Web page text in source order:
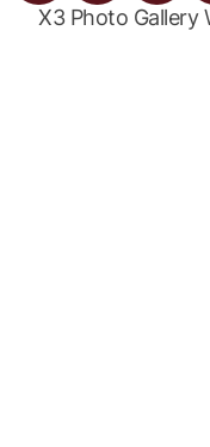
X3 Photo Gallery